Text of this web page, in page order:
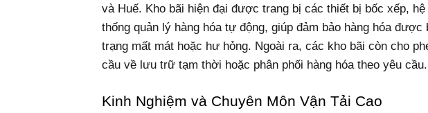
và Huế. Kho bãi hiện đại được trang bị các thiết bị bốc xếp,
thống quản lý hàng hóa tự động, giúp đảm bảo hàng hóa được
trạng mất mát hoặc hư hỏng. Ngoài ra, các kho bãi còn cho
cầu về lưu trữ tạm thời hoặc phân phối hàng hóa theo yêu cầu.
Kinh Nghiệm và Chuyên Môn Vận Tải Cao